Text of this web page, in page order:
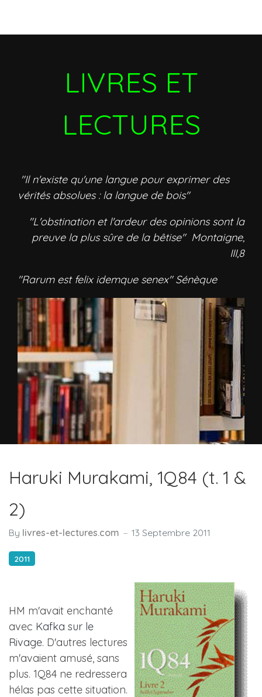
LIVRES ET
LECTURES
"Il n'existe qu'une langue pour exprimer des
vérités absolues : la langue de bois"
"L'obstination et l'ardeur des opinions sont la
preuve la plus sûre de la bêtise" Montaigne,
III,8
"Rarum est felix idemque senex" Sénèque
Haruki Murakami, 1Q84 (t. 1 &
2)
By livres-et-lectures.com 13 Septembre 2011
2011
HM m'avait enchanté
avec Kafka sur le
Rivage. D'autres lectures
m'avaient amusé, sans
plus. 1Q84 ne redressera
hélas pas cette situation.